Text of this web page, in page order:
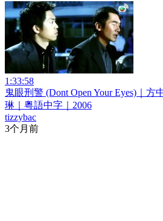
1:33:58
鬼眼刑警 (Dont Open Your Eyes)｜
琳｜粵語中字｜2006
tizzybac
3个月前